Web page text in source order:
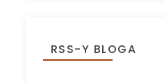
RSS-Y BLOGA